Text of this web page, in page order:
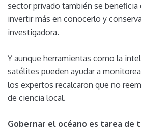
sector privado también se beneficia
invertir más en conocerlo y
investigadora.
Y aunque herramientas como la
satélites pueden ayudar a
los expertos recalcaron que no
de ciencia local.
Gobernar el océano es tarea de